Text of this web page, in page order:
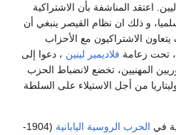
اعتقد المناشفة بأن الاشتراكية
و ذلك ان نظام القيصر ينبغي أن
الاشتراكيون مع الأحزاب
، تحت زعامة فلاديمير لينين ، دعوا إلى
المهنيين، تخضع لانضباط الحزب
من أجل الاستيلاء على السلطة
في الحرب الروسية اليابانية
(1904-